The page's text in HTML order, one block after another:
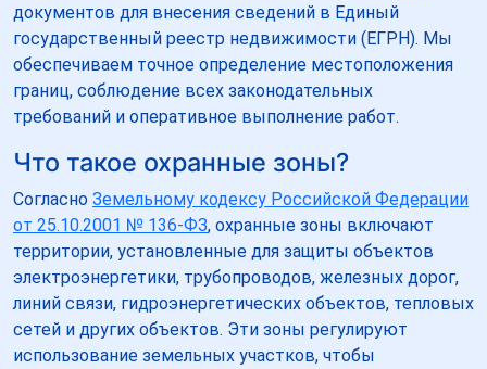
документов для внесения сведений в Единый
государственный реестр недвижимости (ЕГРН). Мы
обеспечиваем точное определение местоположения
границ, соблюдение всех законодательных
требований и оперативное выполнение работ.
Что такое охранные зоны?
Согласно Земельному кодексу Российской Федерации
от 25.10.2001 № 136-ФЗ, охранные зоны включают
территории, установленные для защиты объектов
электроэнергетики, трубопроводов, железных дорог,
линий связи, гидроэнергетических объектов, тепловых
сетей и других объектов. Эти зоны регулируют
использование земельных участков, чтобы